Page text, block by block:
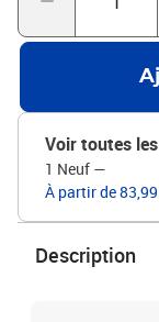
x tabouret de bar
Voir toutes
1 Neuf —
À partir de
Description